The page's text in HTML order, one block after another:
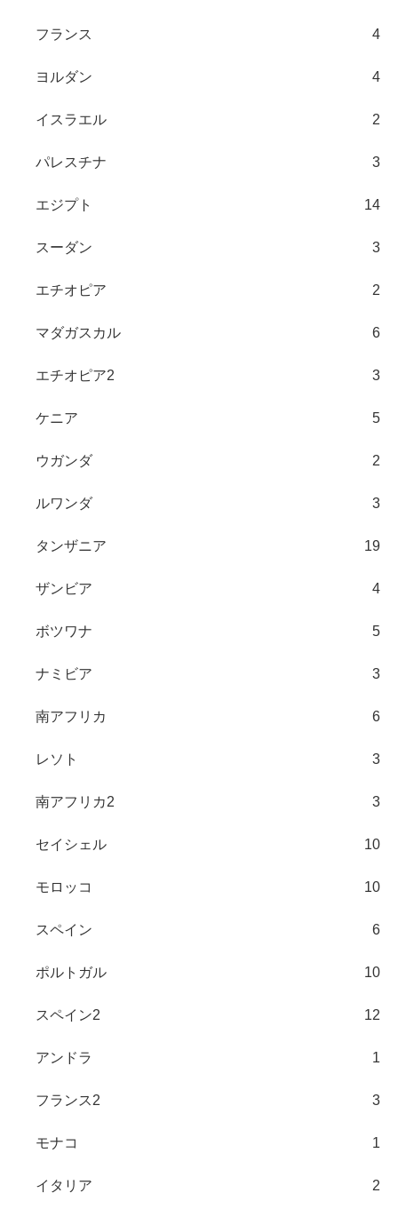
フランス 4
ヨルダン 4
イスラエル 2
パレスチナ 3
エジプト 14
スーダン 3
エチオピア 2
マダガスカル 6
エチオピア2 3
ケニア 5
ウガンダ 2
ルワンダ 3
タンザニア 19
ザンビア 4
ボツワナ 5
ナミビア 3
南アフリカ 6
レソト 3
南アフリカ2 3
セイシェル 10
モロッコ 10
スペイン 6
ポルトガル 10
スペイン2 12
アンドラ 1
フランス2 3
モナコ 1
イタリア 2